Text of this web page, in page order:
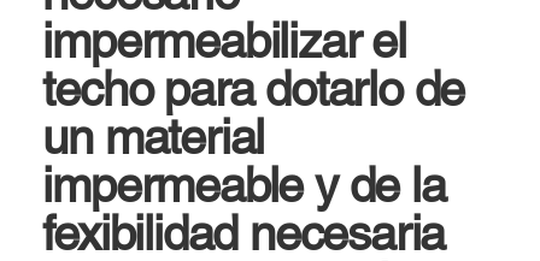
impermeabilizar el
techo para dotarlo de
un material
impermeable y de la
fexibilidad necesaria